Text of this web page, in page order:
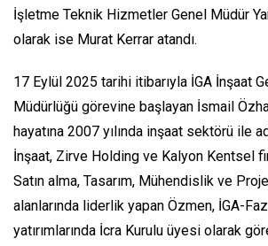
İşletme Teknik Hizmetler Genel Müdür
olarak ise Murat Kerrar atandı.
17 Eylül 2025 tarihi itibarıyla İGA İnşaat
Müdürlüğü görevine başlayan İsmail
hayatına 2007 yılında inşaat sektörü ile
İnşaat, Zirve Holding ve Kalyon Kentsel
Satın alma, Tasarım, Mühendislik ve
alanlarında liderlik yapan Özmen, İGA-
yatırımlarında İcra Kurulu üyesi olarak